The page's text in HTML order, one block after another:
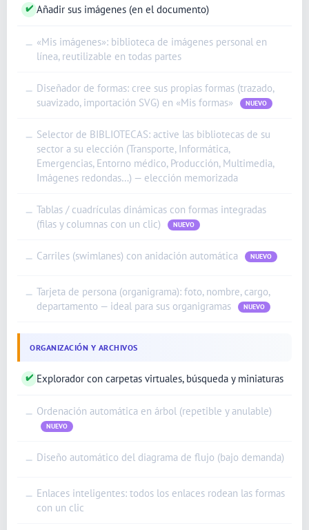
✔ Añadir sus imágenes (en el documento)
— «Mis imágenes»: biblioteca de imágenes personal en
línea, reutilizable en todas partes
— Diseñador de formas: cree sus propias formas (trazado,
suavizado, importación SVG) en «Mis formas»
NUEVO
— Selector de BIBLIOTECAS: active las bibliotecas de su
sector a su elección (Transporte, Informática,
Emergencias, Entorno médico, Producción, Multimedia,
Imágenes redondas…) — elección memorizada
— Tablas / cuadrículas dinámicas con formas integradas
(filas y columnas con un clic)
NUEVO
— Carriles (swimlanes) con anidación automática NUEVO
— Tarjeta de persona (organigrama): foto, nombre, cargo,
departamento — ideal para sus organigramas
NUEVO
ORGANIZACIÓN Y ARCHIVOS
✔ Explorador con carpetas virtuales, búsqueda y miniaturas
— Ordenación automática en árbol (repetible y anulable)
NUEVO
— Diseño automático del diagrama de flujo (bajo demanda)
— Enlaces inteligentes: todos los enlaces rodean las formas
con un clic